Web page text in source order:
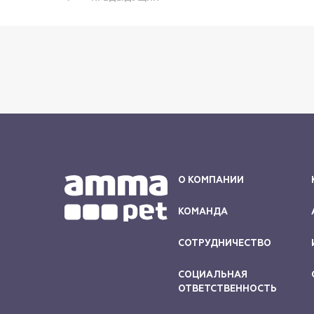
О КОМПАНИИ
КОМАНДА
СОТРУДНИЧЕСТВО
СОЦИАЛЬНАЯ
ОТВЕТСТВЕННОСТЬ